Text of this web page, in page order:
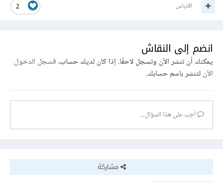
2 اقتباس
انضم إلى النقاش
يمكنك أن تنشر الآن وتسجل لاحقًا. إذا كان لديك حساب،فسجل الدخول
الآنلتنشر باسم حسابك.
أجب على هذا السؤال...
مشاركة